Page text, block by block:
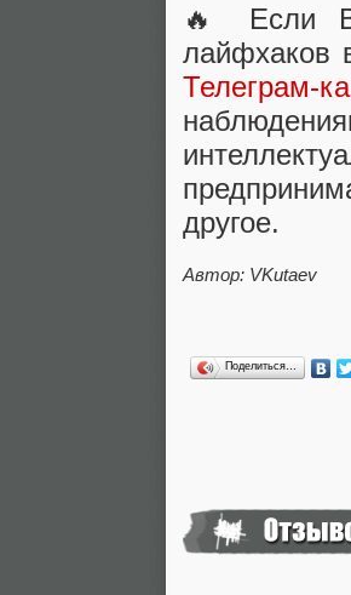
🔥 Если
лайфхаков
Телеграм-
другое.
Автор: VKutaev
Поделиться…